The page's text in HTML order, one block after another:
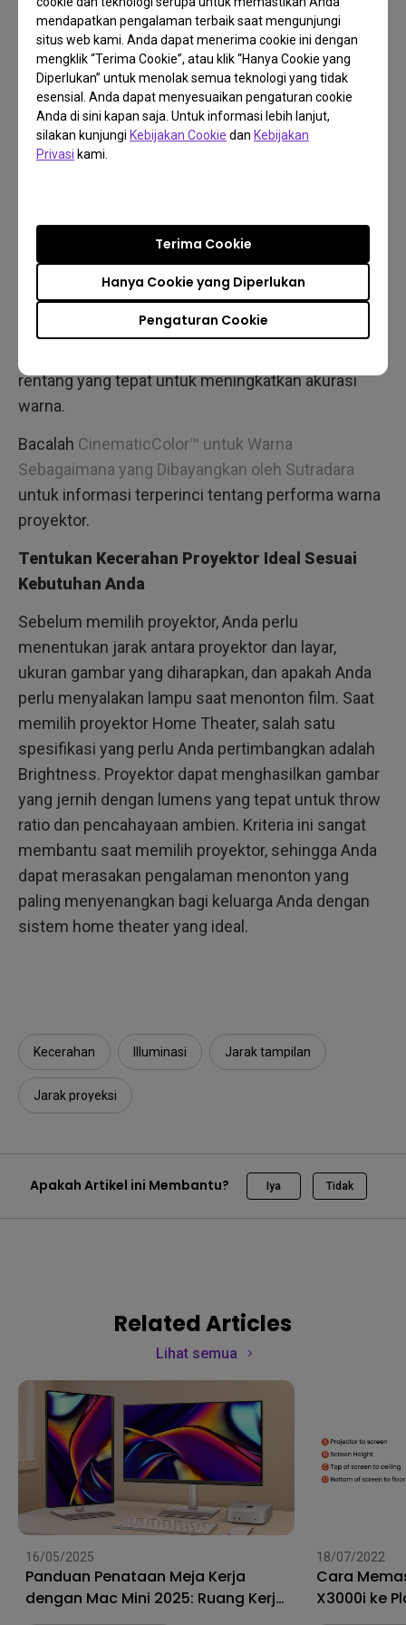
mendapatkan pengalaman terbaik saat mengunjungi
situs web kami. Anda dapat menerima cookie ini dengan
mengklik “Terima Cookie”, atau klik “Hanya Cookie yang
Diperlukan” untuk menolak semua teknologi yang tidak
esensial. Anda dapat menyesuaikan pengaturan cookie
Anda di sini kapan saja. Untuk informasi lebih lanjut,
silakan kunjungi Kebijakan Cookie dan Kebijakan
Privasi kami.
Pengaturan Cookie
Hanya Cookie yang Diperlukan
Terima Cookie
Komponen pemrosesan cahaya proyektor terdiri
mengontrol kinerja warna. Secara teori, watt lampu
yang lebih tinggi dapat menghasilkan gambar yang
lebih cerah, sementara kemurnian RGB roda warna
harus dikendalikan untuk mereproduksi warna
secara akurat. Jadi alih-alih mengejar lumens tinggi,
rentang yang tepat untuk meningkatkan akurasi
warna.
Bacalah CinematicColor™ untuk Warna
Sebagaimana yang Dibayangkan oleh Sutradara
untuk informasi terperinci tentang performa warna
proyektor.
Tentukan Kecerahan Proyektor Ideal Sesuai
Kebutuhan Anda
Sebelum memilih proyektor, Anda perlu
menentukan jarak antara proyektor dan layar,
ukuran gambar yang diharapkan, dan apakah Anda
perlu menyalakan lampu saat menonton film. Saat
memilih proyektor Home Theater, salah satu
spesifikasi yang perlu Anda pertimbangkan adalah
Brightness. Proyektor dapat menghasilkan gambar
yang jernih dengan lumens yang tepat untuk throw
ratio dan pencahayaan ambien. Kriteria ini sangat
membantu saat memilih proyektor, sehingga Anda
dapat merasakan pengalaman menonton yang
paling menyenangkan bagi keluarga Anda dengan
sistem home theater yang ideal.
Kecerahan Illuminasi Jarak tampilan
Jarak proyeksi
Apakah Artikel ini Membantu? Iya Tidak
Related Articles
Lihat semua
16/05/2025
Panduan Penataan Meja Kerja
dengan Mac Mini 2025: Ruang Kerja
yang Sempurna
18/07/2022
Cara
X3000i ke